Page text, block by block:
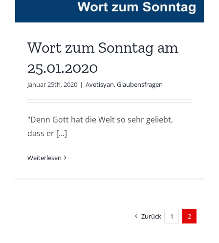
Wort zum Sonntag am
25.01.2020
Januar 25th, 2020 | Avetisyan,Glaubensfragen
"Denn Gott hat die Welt so sehr geliebt,
dass er [...]
Weiterlesen
Zurück 1 2